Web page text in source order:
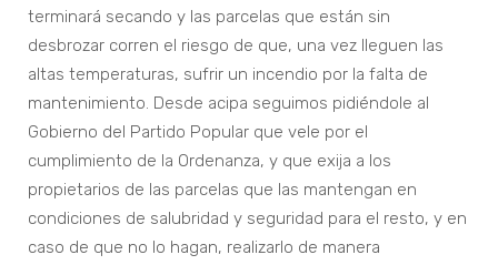
terminará secando y las parcelas que están sin
desbrozar corren el riesgo de que, una vez lleguen las
altas temperaturas, sufrir un incendio por la falta de
mantenimiento. Desde acipa seguimos pidiéndole al
Gobierno del Partido Popular que vele por el
cumplimiento de la Ordenanza, y que exija a los
propietarios de las parcelas que las mantengan en
condiciones de salubridad y seguridad para el resto, y en
caso de que no lo hagan, realizarlo de manera